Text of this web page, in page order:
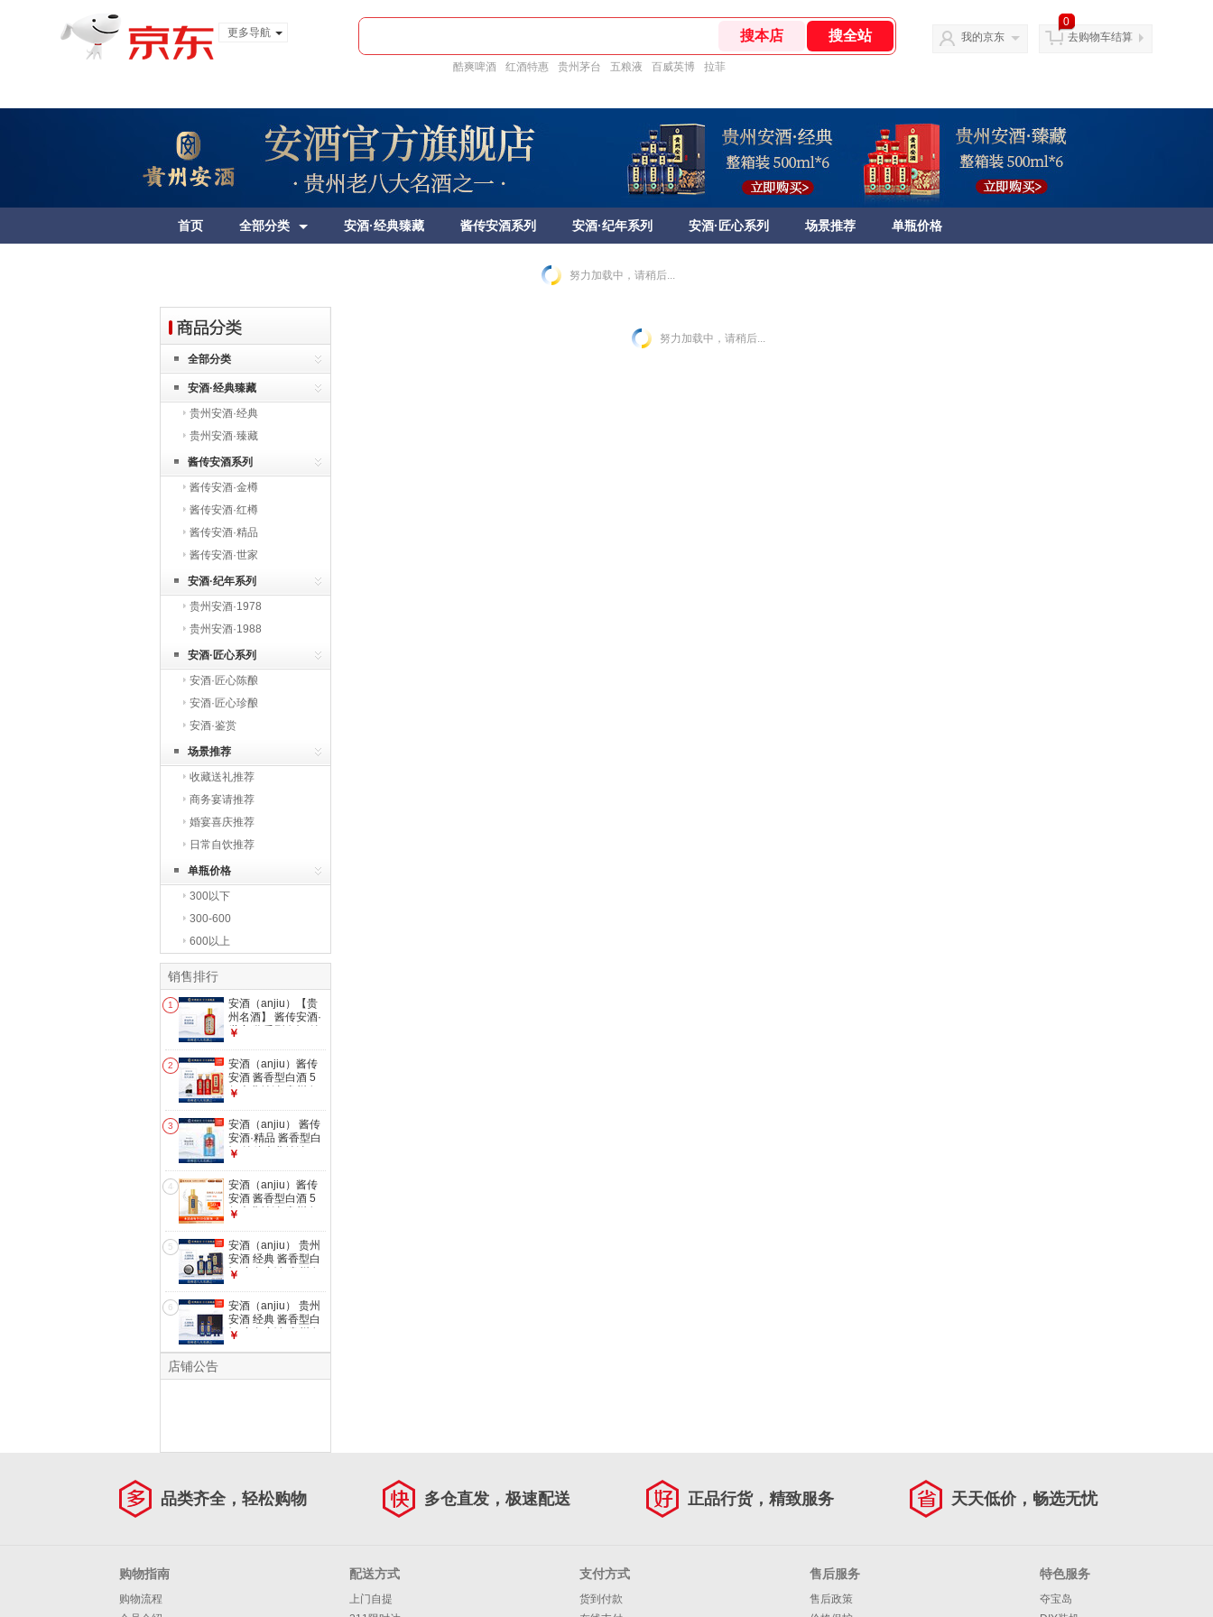
更多导航
酷爽啤酒 红酒特惠 贵州茅台 五粮液 百威英博 拉菲
我的京东
0
去购物车结算
首页 全部分类 安酒·经典臻藏 酱传安酒系列 安酒·纪年系列 安酒·匠心系列 场景推荐 单瓶价格
努力加载中，请稍后...
全部分类
安酒·经典臻藏
贵州安酒·经典
贵州安酒·臻藏
酱传安酒系列
酱传安酒·金樽
酱传安酒·红樽
酱传安酒·精品
酱传安酒·世家
安酒·纪年系列
贵州安酒·1978
贵州安酒·1988
安酒·匠心系列
安酒·匠心陈酿
安酒·匠心珍酿
安酒·鉴赏
场景推荐
收藏送礼推荐
商务宴请推荐
婚宴喜庆推荐
日常自饮推荐
单瓶价格
300以下
300-600
600以上
销售排行
1
安酒（anjiu）【贵
州名酒】 酱传安酒·
世家 酱香型白酒 纯
100mL 1瓶 单瓶装
￥
2
安酒（anjiu）酱传
安酒 酱香型白酒 5
年大曲坤沙 贵州名
瓶 红樽
￥
3
安酒（anjiu） 酱传
安酒·精品 酱香型白
酒 纯粮大曲坤沙
小酒
￥
4
安酒（anjiu）酱传
安酒 酱香型白酒 5
年大曲坤沙 贵州名
瓶 金樽
￥
5
安酒（anjiu） 贵州
安酒 经典 酱香型白
酒 商务宴请 贵州名
瓶 两瓶装
￥
6
安酒（anjiu） 贵州
安酒 经典 酱香型白
酒 商务宴请 贵州名
￥
店铺公告
努力加载中，请稍后...
品类齐全，轻松购物 多仓直发，极速配送 正品行货，精致服务 天天低价，畅选无忧
购物指南
购物流程
配送方式
上门自提
支付方式
货到付款
售后服务
售后政策
特色服务
夺宝岛